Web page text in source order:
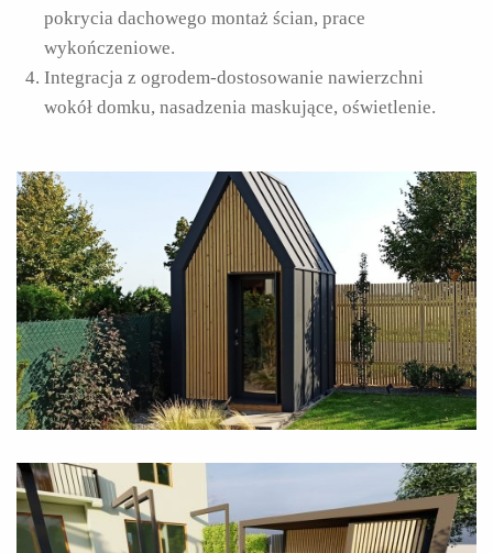
pokrycia dachowego montaż ścian, prace
wykończeniowe.
Integracja z ogrodem-dostosowanie nawierzchni
wokół domku, nasadzenia maskujące, oświetlenie.